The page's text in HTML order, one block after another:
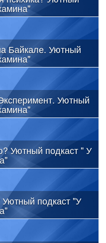
Байкале. Уютный
Уютный
Уютный подкаст " У
подкаст "У